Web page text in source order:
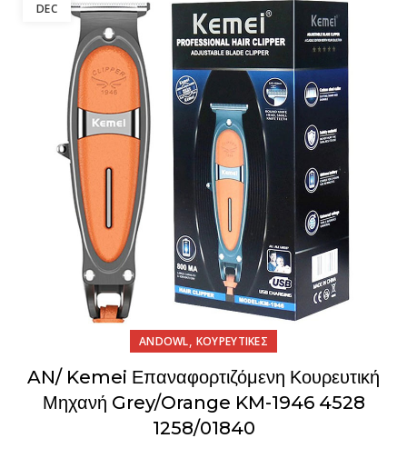
DEC
ANDOWL, ΚΟΥΡΕΥΤΙΚΕΣ
AN/ Kemei Επαναφορτιζόμενη Κουρευτική
Μηχανή Grey/Orange KM-1946 4528
1258/01840